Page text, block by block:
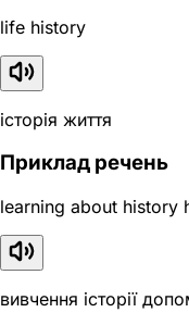
life history
історія життя
Приклад речень
learning about history
вивчення історії